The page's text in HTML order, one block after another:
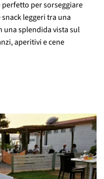
per sorseggiare
leggeri tra una
una splendida vista sul
aperitivi e cene